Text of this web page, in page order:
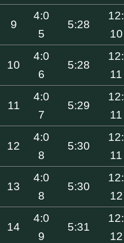
9
4:0
5
5:28
12:
10
10
4:0
6
5:28
12:
11
11
4:0
7
5:29
12:
11
12
4:0
8
5:30
12:
11
13
4:0
8
5:30
12:
12
14
4:0
9
5:31
12:
12